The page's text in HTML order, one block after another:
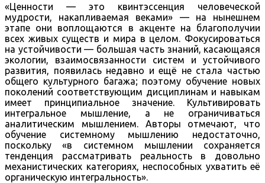
«Ценности — это квинтэссенция человеческой
мудрости, накапливаемая веками» — на нынешнем
этапе они воплощаются в акценте на благополучии
всех живых существ и мира в целом. Фокусироваться
на устойчивости — большая часть знаний, касающаяся
экологии, взаимосвязанности систем и устойчивого
развития, появилась недавно и ещё не стала частью
общего культурного багажа; поэтому обучение новых
поколений соответствующим дисциплинам и навыкам
имеет принципиальное значение. Культивировать
интегральное мышление, а не ограничиваться
аналитическим мышлением. Авторы отмечают, что
обучение системному мышлению недостаточно,
поскольку «в системном мышлении сохраняется
тенденция рассматривать реальность в довольно
механистических категориях, неспособных ухватить её
органическую интегральность».